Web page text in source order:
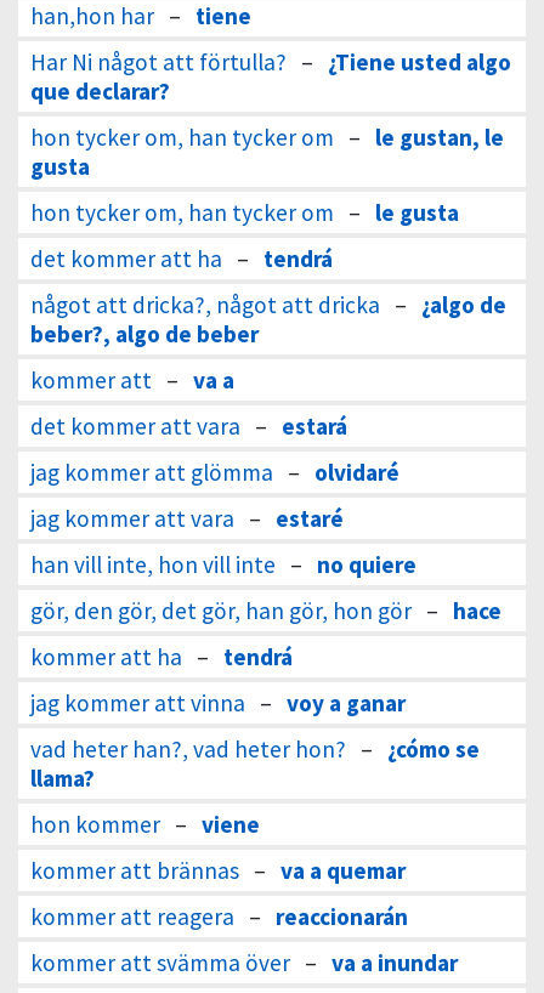
han,hon har – tiene
Har Ni något att förtulla? – ¿Tiene usted algo
que declarar?
hon tycker om, han tycker om – le gustan, le
gusta
hon tycker om, han tycker om – le gusta
det kommer att ha – tendrá
något att dricka?, något att dricka – ¿algo de
beber?, algo de beber
kommer att – va a
det kommer att vara – estará
jag kommer att glömma – olvidaré
jag kommer att vara – estaré
han vill inte, hon vill inte – no quiere
gör, den gör, det gör, han gör, hon gör – hace
kommer att ha – tendrá
jag kommer att vinna – voy a ganar
vad heter han?, vad heter hon? – ¿cómo se
llama?
hon kommer – viene
kommer att brännas – va a quemar
kommer att reagera – reaccionarán
kommer att svämma över – va a inundar